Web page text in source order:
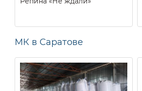
МК в Саратове